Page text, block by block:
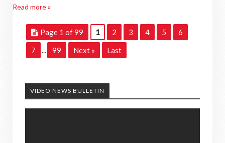
Read more »
Page 1 of 99 1 2 3 4 5
6
7
... 99 Next » Last
VIDEO NEWS BULLETIN